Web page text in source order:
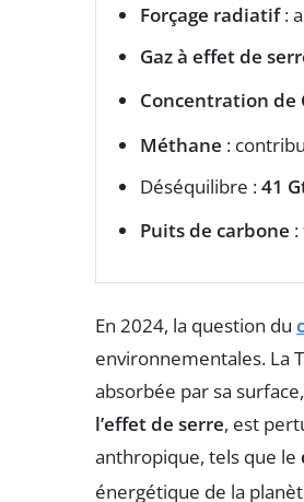
Forçage radiatif:
Gaz à effet de
Concentration de
Méthane :
Déséquilibre :41
Puits de carbone
En 2024, la question du
environnementales. La
absorbée par sa
l’effet de serre, est
anthropique, tels que le
énergétique de la